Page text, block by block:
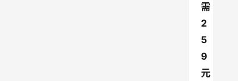
需
2
5
9
元